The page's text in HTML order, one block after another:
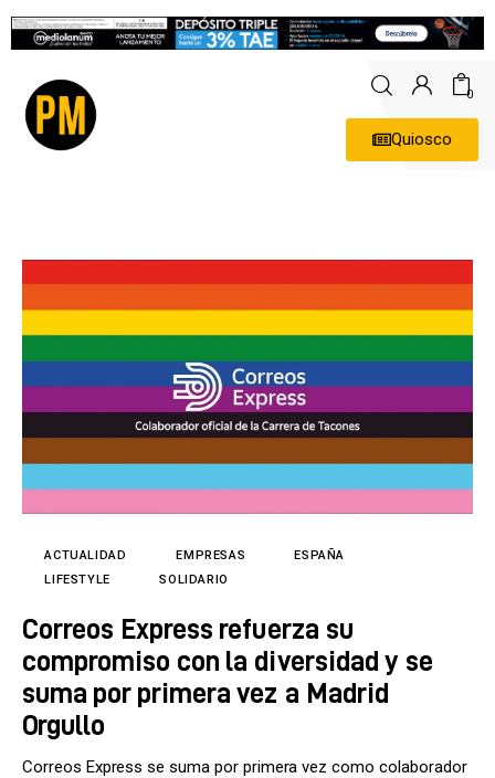
0
Quiosco
Entrevistas
Expertos
Tecnología
Cultura
Directorio
ACTUALIDAD EMPRESAS
ESPAÑA
LIFESTYLE
SOLIDARIO
Correos Express refuerza su
compromiso con la diversidad y se
suma por primera vez a Madrid
Orgullo
Correos Express se suma por primera vez como colaborador